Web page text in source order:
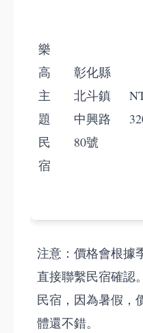
樂
高
主
題
民
宿
彰化縣
北斗鎮
中興路
80號
注意：價格會根據
直接聯繫民宿確認
民宿，因為暑假，
體還不錯。